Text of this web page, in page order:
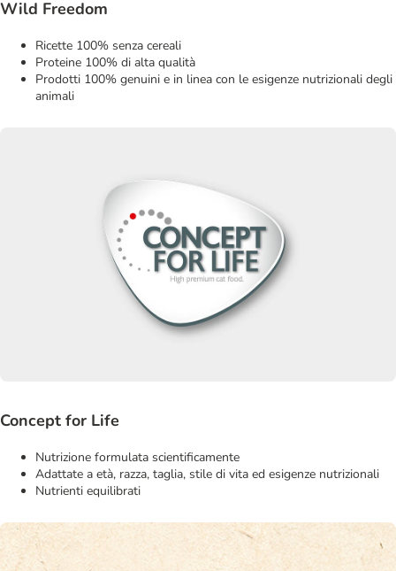
Wild Freedom
Ricette 100% senza cereali
Proteine 100% di alta qualità
Prodotti 100% genuini e in linea con le esigenze nutrizionali degli
animali
Concept for Life
Nutrizione formulata scientificamente
Adattate a età, razza, taglia, stile di vita ed esigenze nutrizionali
Nutrienti equilibrati